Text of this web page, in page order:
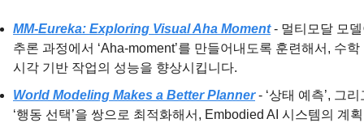
MM-Eureka: Exploring Visual Aha Moment - 멀티모달 모
추론 과정에서 ‘Aha-moment’를 만들어내도록 훈련해서, 수학
시각 기반 작업의 성능을 향상시킵니다.
World Modeling Makes a Better Planner - ‘상태 예측’, 그리
‘행동 선택’을 쌍으로 최적화해서, Embodied AI 시스템의 계